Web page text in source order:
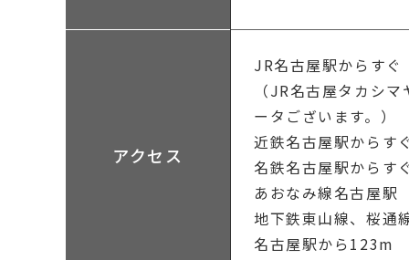
アクセス
JR名古屋駅からすぐ
（JR名古屋タカシ
ータございます。）
近鉄名古屋駅からす
名鉄名古屋駅からす
あおなみ線名古屋駅
地下鉄東山線、桜通
名古屋駅から123m